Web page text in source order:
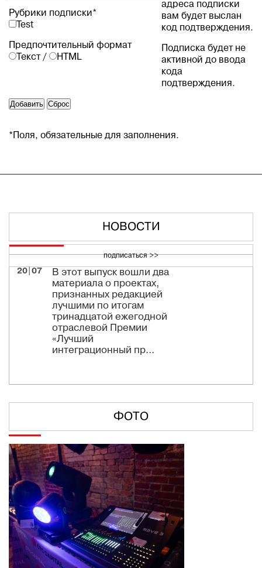
Рубрики подписки *
Test
Предпочтительный формат
Текст/ HTML
адреса подписки
вам будет выслан
код подтверждения.
Подписка будет не
активной до ввода
кода
подтверждения.
* Поля, обязательные для заполнения.
НОВОСТИ
подписаться >>
20|07
В этот выпуск вошли два
материала о проектах,
признанных редакцией
лучшими по итогам
тринадцатой ежегодной
отраслевой Премии
«Лучший
интеграционный пр...
ФОТО